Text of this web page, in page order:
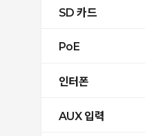
SD 카드
PoE
인터폰
AUX 입력